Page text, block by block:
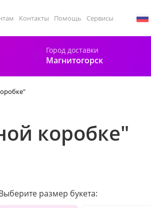
Контакты Помощь Сервисы
Город доставки
Магнитогорск
коробке"
размер букета: